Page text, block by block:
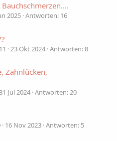
2025 Antworten: 16
23 Okt 2024 Antworten: 8
Zahnlücken,
Jul 2024 Antworten: 20
16 Nov 2023 Antworten: 5